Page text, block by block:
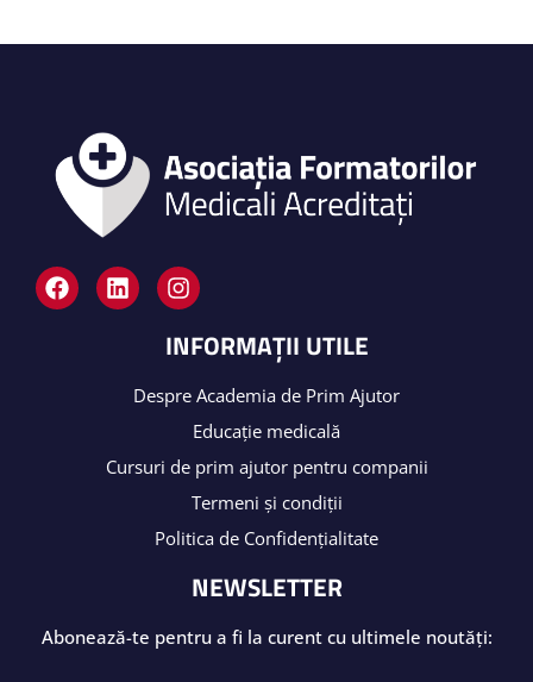
INFORMAȚII UTILE
Despre Academia de Prim Ajutor
Educație medicală
Cursuri de prim ajutor pentru companii
Termeni și condiții
Politica de Confidențialitate
NEWSLETTER
Abonează-te pentru a fi la curent cu ultimele noutăți: